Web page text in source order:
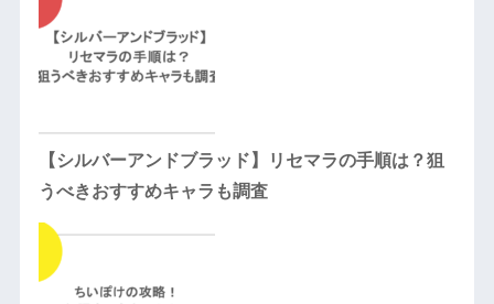
【シルバーアンドブラッド】リセマラの手順は？狙
うべきおすすめキャラも調査